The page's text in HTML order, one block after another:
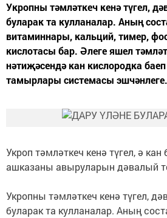
Укропны тәмләткеч кенә түгел,
буларак та кулланалар. Аның
витаминнары, кальций, тимер,
кислотасы бар. Әлеге яшел
нәтиҗәсендә кан кислородка
тамырлары системасы
Укроп тәмләткеч кенә түгел, ә
ашказаны авыруларын дәвалый
Укропны тәмләткеч кенә түгел,
буларак та кулланалар. Аның